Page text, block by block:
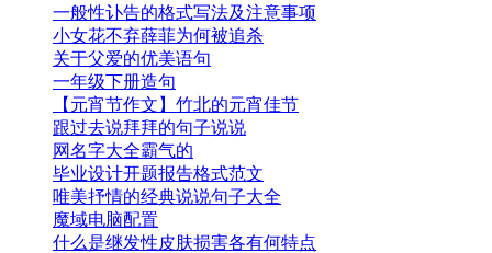
一般性讣告的格式写法及注意事项
小女花不弃薛菲为何被追杀
关于父爱的优美语句
一年级下册造句
【元宵节作文】竹北的元宵佳节
跟过去说拜拜的句子说说
网名字大全霸气的
毕业设计开题报告格式范文
唯美抒情的经典说说句子大全
魔域电脑配置
什么是继发性皮肤损害各有何特点